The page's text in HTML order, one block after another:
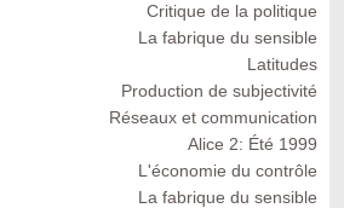
Critique de la politique
La fabrique du sensible
Latitudes
Production de subjectivité
Réseaux et communication
Alice 2: Été 1999
L'économie du contrôle
La fabrique du sensible